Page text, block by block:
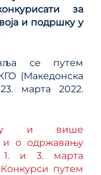
за
и подршку у
се путем
(Македонска
марта 2022.
и више
и о одржавању
1. и 3. марта
путем